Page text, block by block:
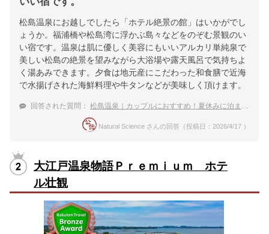
松島温泉にお越しでしたら「ホテル絶景の館」はいかがでし
ょうか。福浦橋や松島湾に浮かぶ島々などをのぞむ景観のい
い宿です。温泉は肌に優しく美容にもいいアルカリ単純泉で
美しい松島の絶景を望みながら大浴場や露天風呂で気持ちよ
く湯あみできます。夕食は地元産にこだわった和食膳で近海
で水揚げされた海鮮料理や牛タンなどが美味しく頂けます。
回答された質問： 松島温泉｜カップルにおすすめ！夏休みに泊まりたい宿は？
Natural Science さんの回答（投稿日：2026/4/17 ）
大江戸温泉物語Ｐｒｅｍｉｕｍ ホテ
ル壮観